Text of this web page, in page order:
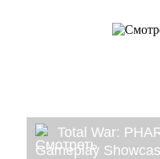
Total War:
Gameplay